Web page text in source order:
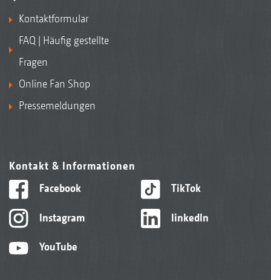
Kontaktformular
FAQ | Häufig gestellte
Fragen
Online Fan Shop
Pressemeldungen
Kontakt & Informationen
Facebook
Instagram
YouTube
TikTok
linkedIn